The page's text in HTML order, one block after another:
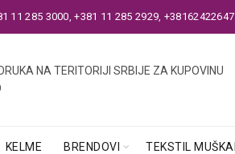
11 285 3000,+381 11 285 2929, +38162422647
NA TERITORIJI SRBIJE ZA KUPOVINU
KELME BRENDOVI TEKSTIL